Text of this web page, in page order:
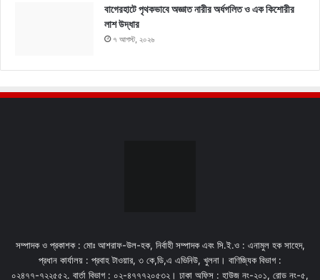
বাগেরহাটে পৃথকভাবে অজ্ঞাত নারীর অর্ধগলিত ও এক কিশোরীর
লাশ উদ্ধার
৭ আগস্ট, ২০২৬
সম্পাদক ও প্রকাশক : মোঃ আশরাফ-উল-হক, নির্বাহী সম্পাদক এবং সি.ই.ও : এনামুল হক সাহেদ,
প্রধান কার্যালয় : প্রবাহ টাওয়ার, ৩ কে,ডি,এ এভিনিউ, খুলনা। বাণিজ্যিক বিভাগ :
০২৪৭৭-৭২২৫৫২. বার্তা বিভাগ : ০২-৪৭৭৭২০৫৩২। ঢাকা অফিস : হাউজ নং-২০১, রোড নং-৫,